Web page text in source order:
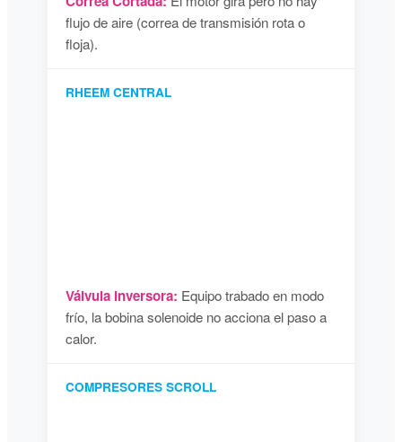
flujo de aire (correa de transmisión rota o
floja).
RHEEM CENTRAL
Válvula Inversora: Equipo trabado en modo
frío, la bobina solenoide no acciona el paso a
calor.
COMPRESORES SCROLL